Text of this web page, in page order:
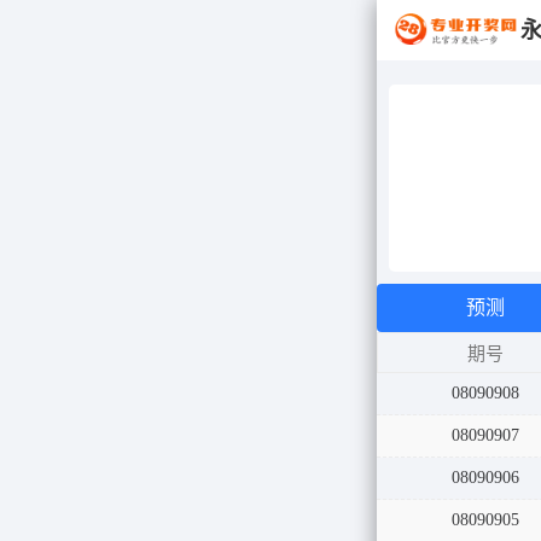
预测
期号
08090908
08090907
08090906
08090905